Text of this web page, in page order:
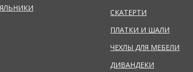
СКАТЕРТИ
ПЛАТКИ И ШАЛИ
ЧЕХЛЫ ДЛЯ МЕБЕЛИ
ДИВАНДЕКИ